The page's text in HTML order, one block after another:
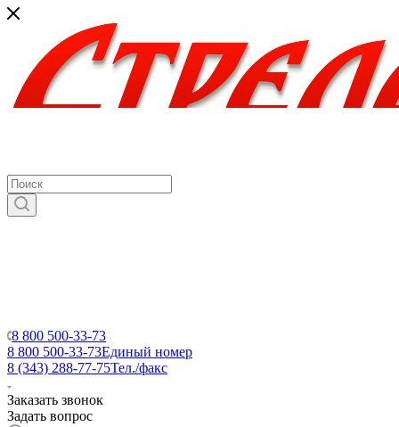
8 800 500-33-73
8 800 500-33-73Единый номер
8 (343) 288-77-75Тел./факс
Заказать звонок
Задать вопрос